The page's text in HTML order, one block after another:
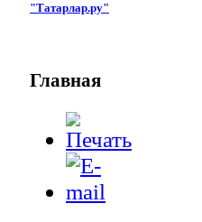
"Татарлар.ру"
Главная